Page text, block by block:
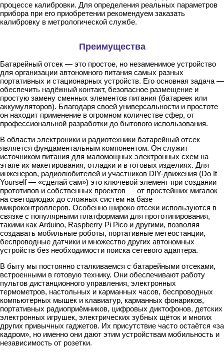
процессе калибровки. Для определения реальных параметров
прибора при его приобретении рекомендуем заказать
калибровку в метрологической службе.
Преимущества
Батарейный отсек — это простое, но незаменимое устройство
для организации автономного питания самых разных
портативных и стационарных устройств. Его основная задача —
обеспечить надёжный контакт, безопасное размещение и
простую замену сменных элементов питания (батареек или
аккумуляторов). Благодаря своей универсальности и простоте
он находит применение в огромном количестве сфер, от
профессиональной разработки до бытового использования.
В области электроники и радиотехники батарейный отсек
является фундаментальным компонентом. Он служит
источником питания для маломощных электронных схем на
этапе их макетирования, отладки и в готовых изделиях. Для
инженеров, радиолюбителей и участников DIY-движения (Do It
Yourself — «сделай сам») это ключевой элемент при создании
прототипов и собственных проектов — от простейших мигалок
на светодиодах до сложных систем на базе
микроконтроллеров. Особенно широко отсеки используются в
связке с популярными платформами для прототипирования,
такими как Arduino, Raspberry Pi Pico и другими, позволяя
создавать мобильные роботы, портативные метеостанции,
беспроводные датчики и множество других автономных
устройств без необходимости поиска сетевого адаптера.
В быту мы постоянно сталкиваемся с батарейными отсеками,
встроенными в готовую технику. Они обеспечивают работу
пультов дистанционного управления, электронных
термометров, настольных и карманных часов, беспроводных
компьютерных мышек и клавиатур, карманных фонариков,
портативных радиоприёмников, цифровых диктофонов, детских
электронных игрушек, электрических зубных щёток и многих
других привычных гаджетов. Их присутствие часто остаётся «за
кадром», но именно они дают этим устройствам мобильность и
независимость от розетки.